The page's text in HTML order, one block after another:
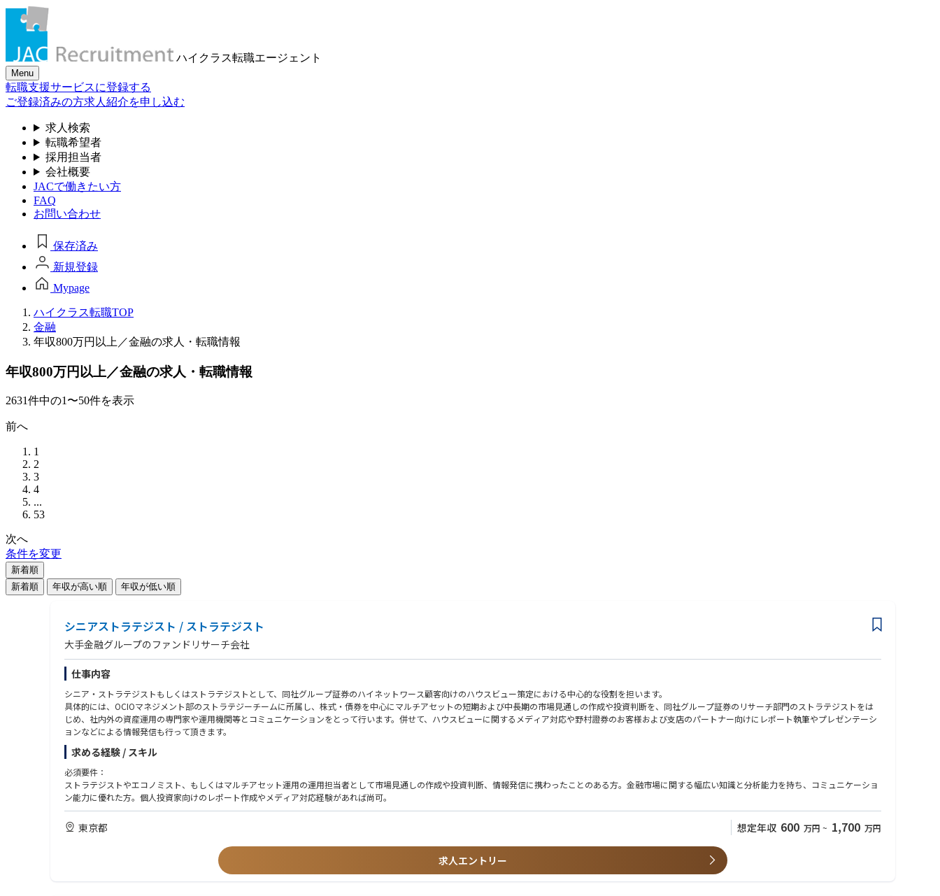
ハイクラス転職エージェント
Menu
転職支援サービスに登録する
ご登録済みの方求人紹介を申し込む
求人検索
転職希望者
採用担当者
会社概要
JACで働きたい方
FAQ
お問い合わせ
保存済み
新規登録
Mypage
ハイクラス転職TOP
金融
年収800万円以上／金融の求人・転職情報
年収800万円以上／金融の求人・転職情報
2631件中の1〜50件を表示
前へ
1
2
3
4
...
53
次へ
条件を変更
新着順
新着順
年収が高い順 年収が低い順
シニアストラテジスト / ストラテジスト
大手金融グループのファンドリサーチ会社
仕事内容
シニア・ストラテジストもしくはストラテジストとして、同社グループ証券のハイネットワース顧客向けのハウスビュー策定における中心的な役割を担います。
具体的には、OCIOマネジメント部のストラテジーチームに所属し、株式・債券を中心にマルチアセットの短期および中長期の市場見通しの作成や投資判断を、同社グループ証券のリサーチ部門のストラテジストをは
じめ、社内外の資産運用の専門家や運用機関等とコミュニケーションをとって行います。併せて、ハウスビューに関するメディア対応や野村證券のお客様および支店のパートナー向けにレポート執筆やプレゼンテーシ
ョンなどによる情報発信も行って頂きます。
求める経験 / スキル
必須要件：
ストラテジストやエコノミスト、もしくはマルチアセット運用の運用担当者として市場見通しの作成や投資判断、情報発信に携わったことのある方。金融市場に関する幅広い知識と分析能力を持ち、コミュニケーショ
ン能力に優れた方。個人投資家向けのレポート作成やメディア対応経験があれば尚可。
東京都 想定年収 600 万円 ~ 1,700 万円
求人エントリー